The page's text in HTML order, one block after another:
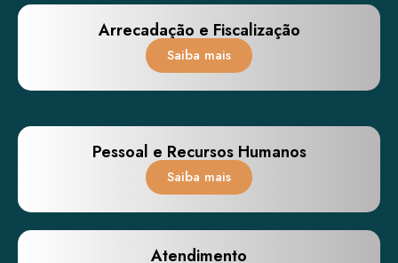
Arrecadação e Fiscalização
Saiba mais
Pessoal e Recursos Humanos
Saiba mais
Atendimento